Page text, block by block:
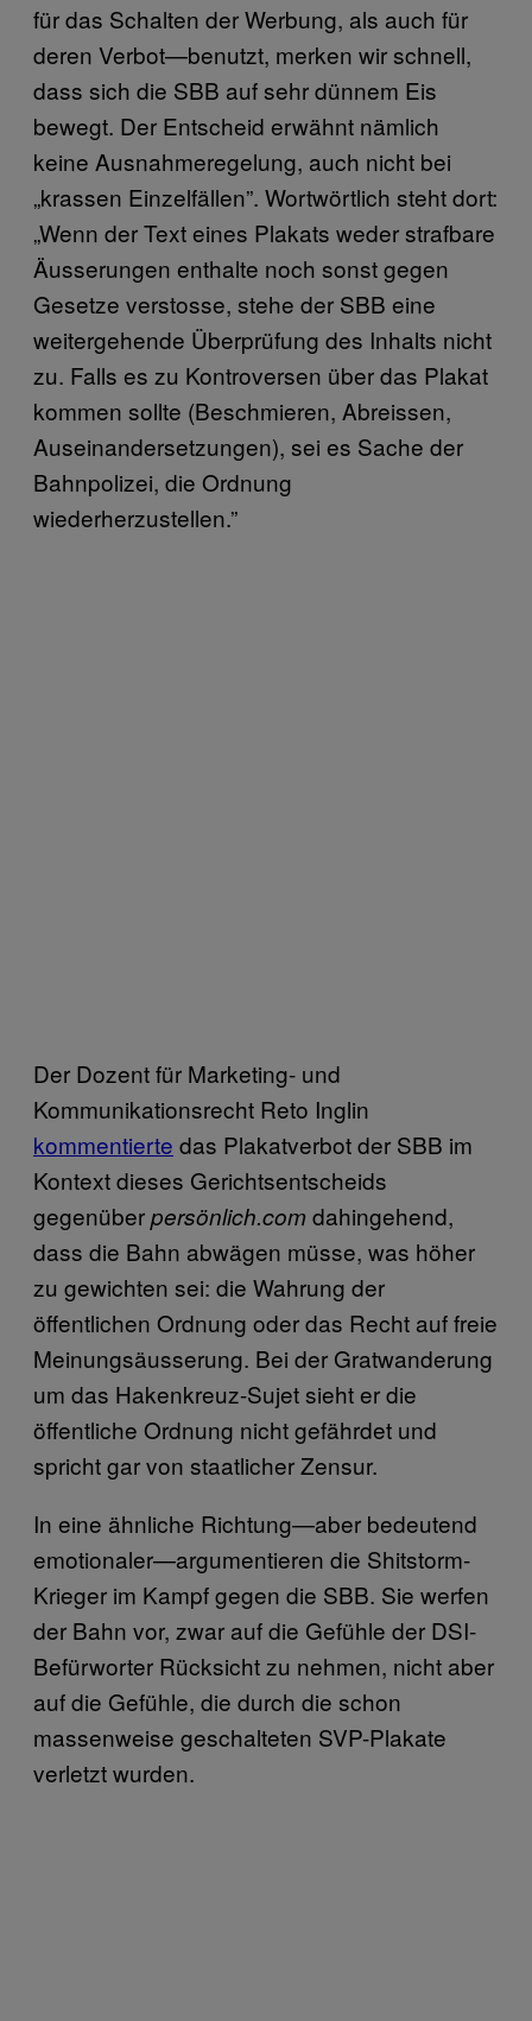
für das Schalten der Werbung, als auch für
deren Verbot—benutzt, merken wir schnell,
dass sich die SBB auf sehr dünnem Eis
bewegt. Der Entscheid erwähnt nämlich
keine Ausnahmeregelung, auch nicht bei
„krassen Einzelfällen”. Wortwörtlich steht dort:
„Wenn der Text eines Plakats weder strafbare
Äusserungen enthalte noch sonst gegen
Gesetze verstosse, stehe der SBB eine
weitergehende Überprüfung des Inhalts nicht
zu. Falls es zu Kontroversen über das Plakat
kommen sollte (Beschmieren, Abreissen,
Auseinandersetzungen), sei es Sache der
Bahnpolizei, die Ordnung
wiederherzustellen.”
Der Dozent für Marketing- und
Kommunikationsrecht Reto Inglin
kommentierte das Plakatverbot der SBB im
Kontext dieses Gerichtsentscheids
gegenüberpersönlich.comdahingehend,
dass die Bahn abwägen müsse, was höher
zu gewichten sei: die Wahrung der
öffentlichen Ordnung oder das Recht auf freie
Meinungsäusserung. Bei der Gratwanderung
um das Hakenkreuz-Sujet sieht er die
öffentliche Ordnung nicht gefährdet und
spricht gar von staatlicher Zensur.
In eine ähnliche Richtung—aber bedeutend
emotionaler—argumentieren die Shitstorm-
Krieger im Kampf gegen die SBB. Sie werfen
der Bahn vor, zwar auf die Gefühle der DSI-
Befürworter Rücksicht zu nehmen, nicht aber
auf die Gefühle, die durch die schon
massenweise geschalteten SVP-Plakate
verletzt wurden.